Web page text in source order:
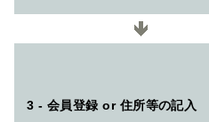
3 - 会員登録 or 住所等の記入